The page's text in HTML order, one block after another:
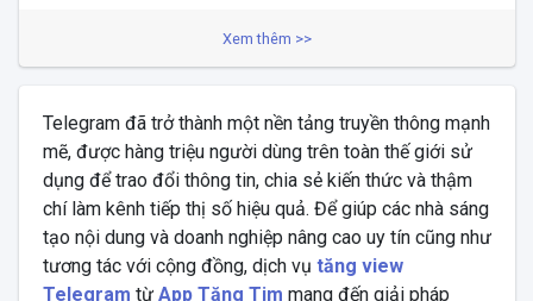
Xem thêm >>
Telegram đã trở thành một nền tảng truyền thông mạnh
mẽ, được hàng triệu người dùng trên toàn thế giới sử
dụng để trao đổi thông tin, chia sẻ kiến thức và thậm
chí làm kênh tiếp thị số hiệu quả. Để giúp các nhà sáng
tạo nội dung và doanh nghiệp nâng cao uy tín cũng như
tương tác với cộng đồng, dịch vụ tăng view
Telegram từ App Tăng Tim mang đến giải pháp